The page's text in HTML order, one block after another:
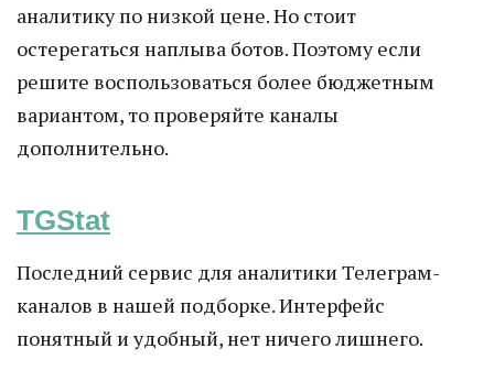
аналитику по низкой цене. Но стоит
остерегаться наплыва ботов. Поэтому если
решите воспользоваться более бюджетным
вариантом, то проверяйте каналы
дополнительно.
TGStat
Последний сервис для аналитики Телеграм-
каналов в нашей подборке. Интерфейс
понятный и удобный, нет ничего лишнего.